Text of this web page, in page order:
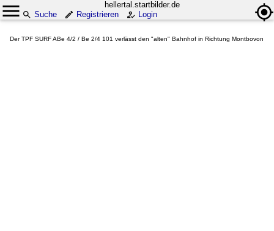
hellertal.startbilder.de
Suche
Registrieren Login
Der TPF SURF ABe 4/2 / Be 2/4 101 verlässt den "alten" Bahnhof in Richtung Montbovon